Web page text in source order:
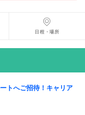
日程・場所
トへご招待！キャリア